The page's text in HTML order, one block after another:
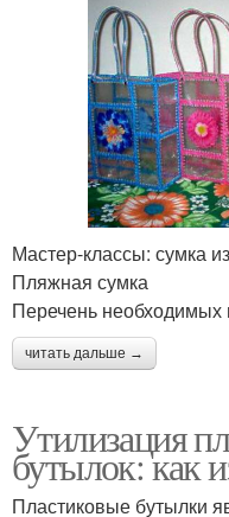
Мастер-классы: сумка
Пляжная сумка
Перечень необходимых
читать дальше →
Утилизация
бутылок: как
Пластиковые бутылки